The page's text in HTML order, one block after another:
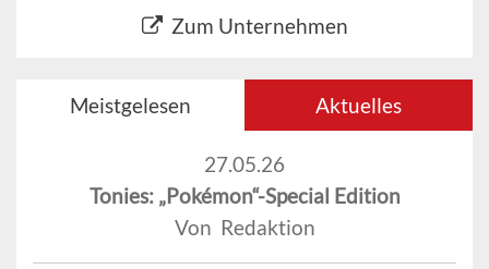
Zum Unternehmen
Meistgelesen Aktuelles
27.05.26
Tonies: „Pokémon“-Special Edition
Von Redaktion